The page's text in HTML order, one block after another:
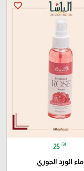
favorite_border
25 ₪
ماء الورد الجوري